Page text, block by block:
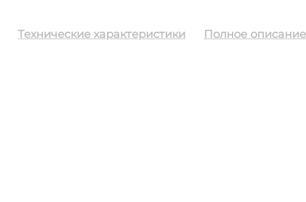
Технические характеристики Полное описание